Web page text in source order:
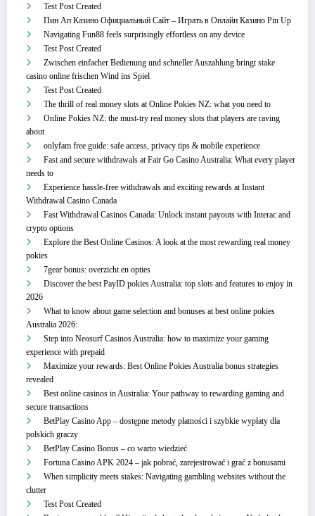
Test Post Created
Пин Ап Казино Официальный Сайт – Играть в Онлайн Казино Pin Up
Navigating Fun88 feels surprisingly effortless on any device
Test Post Created
Zwischen einfacher Bedienung und schneller Auszahlung bringt stake
casino online frischen Wind ins Spiel
Test Post Created
The thrill of real money slots at Online Pokies NZ: what you need to
Online Pokies NZ: the must-try real money slots that players are raving
about
onlyfam free guide: safe access, privacy tips & mobile experience
Fast and secure withdrawals at Fair Go Casino Australia: What every player
needs to
Experience hassle-free withdrawals and exciting rewards at Instant
Withdrawal Casino Canada
Fast Withdrawal Casinos Canada: Unlock instant payouts with Interac and
crypto options
Explore the Best Online Casinos: A look at the most rewarding real money
pokies
7gear bonus: overzicht en opties
Discover the best PayID pokies Australia: top slots and features to enjoy in
2026
What to know about game selection and bonuses at best online pokies
Australia 2026:
Step into Neosurf Casinos Australia: how to maximize your gaming
experience with prepaid
Maximize your rewards: Best Online Pokies Australia bonus strategies
revealed
Best online casinos in Australia: Your pathway to rewarding gaming and
secure transactions
BetPlay Casino App – dostępne metody płatności i szybkie wypłaty dla
polskich graczy
BetPlay Casino Bonus – co warto wiedzieć
Fortuna Casino APK 2024 – jak pobrać, zarejestrować i grać z bonusami
When simplicity meets stakes: Navigating gambling websites without the
clutter
Test Post Created